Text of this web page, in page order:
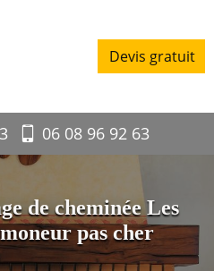
Devis gratuit
06 08 96 92 63
de cheminée Les
pas cher